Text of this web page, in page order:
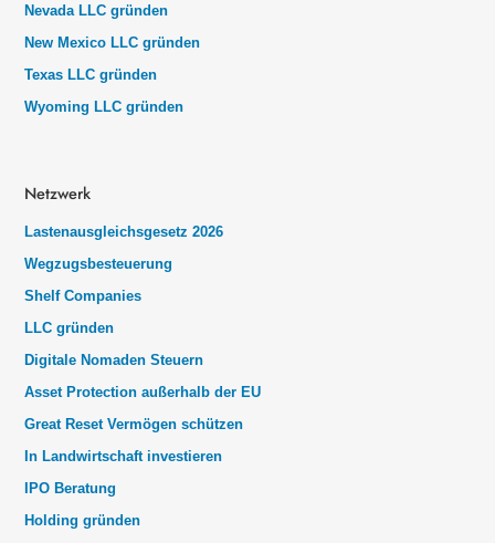
Nevada LLC gründen
New Mexico LLC gründen
Texas LLC gründen
Wyoming LLC gründen
Netzwerk
Lastenausgleichsgesetz 2026
Wegzugsbesteuerung
Shelf Companies
LLC gründen
Digitale Nomaden Steuern
Asset Protection außerhalb der EU
Great Reset Vermögen schützen
In Landwirtschaft investieren
IPO Beratung
Holding gründen